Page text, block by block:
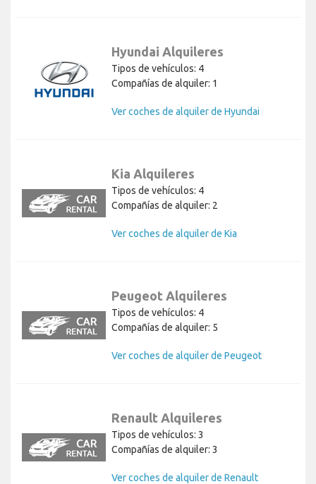
Hyundai Alquileres
Tipos de vehículos: 4
Compañías de alquiler: 1
Ver coches de alquiler de Hyundai
Kia Alquileres
Tipos de vehículos: 4
Compañías de alquiler: 2
Ver coches de alquiler de Kia
Peugeot Alquileres
Tipos de vehículos: 4
Compañías de alquiler: 5
Ver coches de alquiler de Peugeot
Renault Alquileres
Tipos de vehículos: 3
Compañías de alquiler: 3
Ver coches de alquiler de Renault